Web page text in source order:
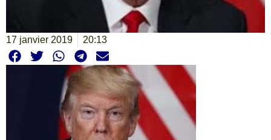
17 janvier 2019 20:13